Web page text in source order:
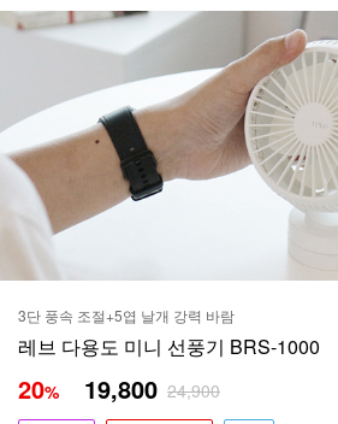
3단 풍속 조절+5엽 날개 강력 바람
레브 다용도 미니 선풍기 BRS-1000
20% 19,800 24,900